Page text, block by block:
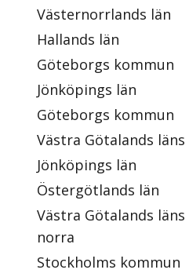
Västernorrlands län
Hallands län
Göteborgs kommun
Jönköpings län
Göteborgs kommun
Västra Götalands
Jönköpings län
Östergötlands län
Västra Götalands läns
norra
Stockholms kommun